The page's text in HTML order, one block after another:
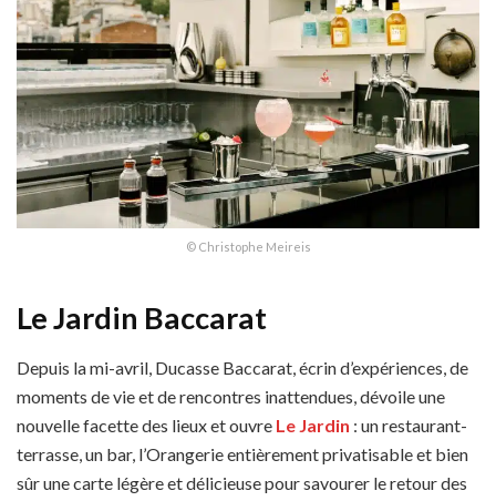
© Christophe Meireis
Le Jardin Baccarat
Depuis la mi-avril, Ducasse Baccarat, écrin d’expériences, de
moments de vie et de rencontres inattendues, dévoile une
nouvelle facette des lieux et ouvre Le Jardin : un restaurant-
terrasse, un bar, l’Orangerie entièrement privatisable et bien
sûr une carte légère et délicieuse pour savourer le retour des